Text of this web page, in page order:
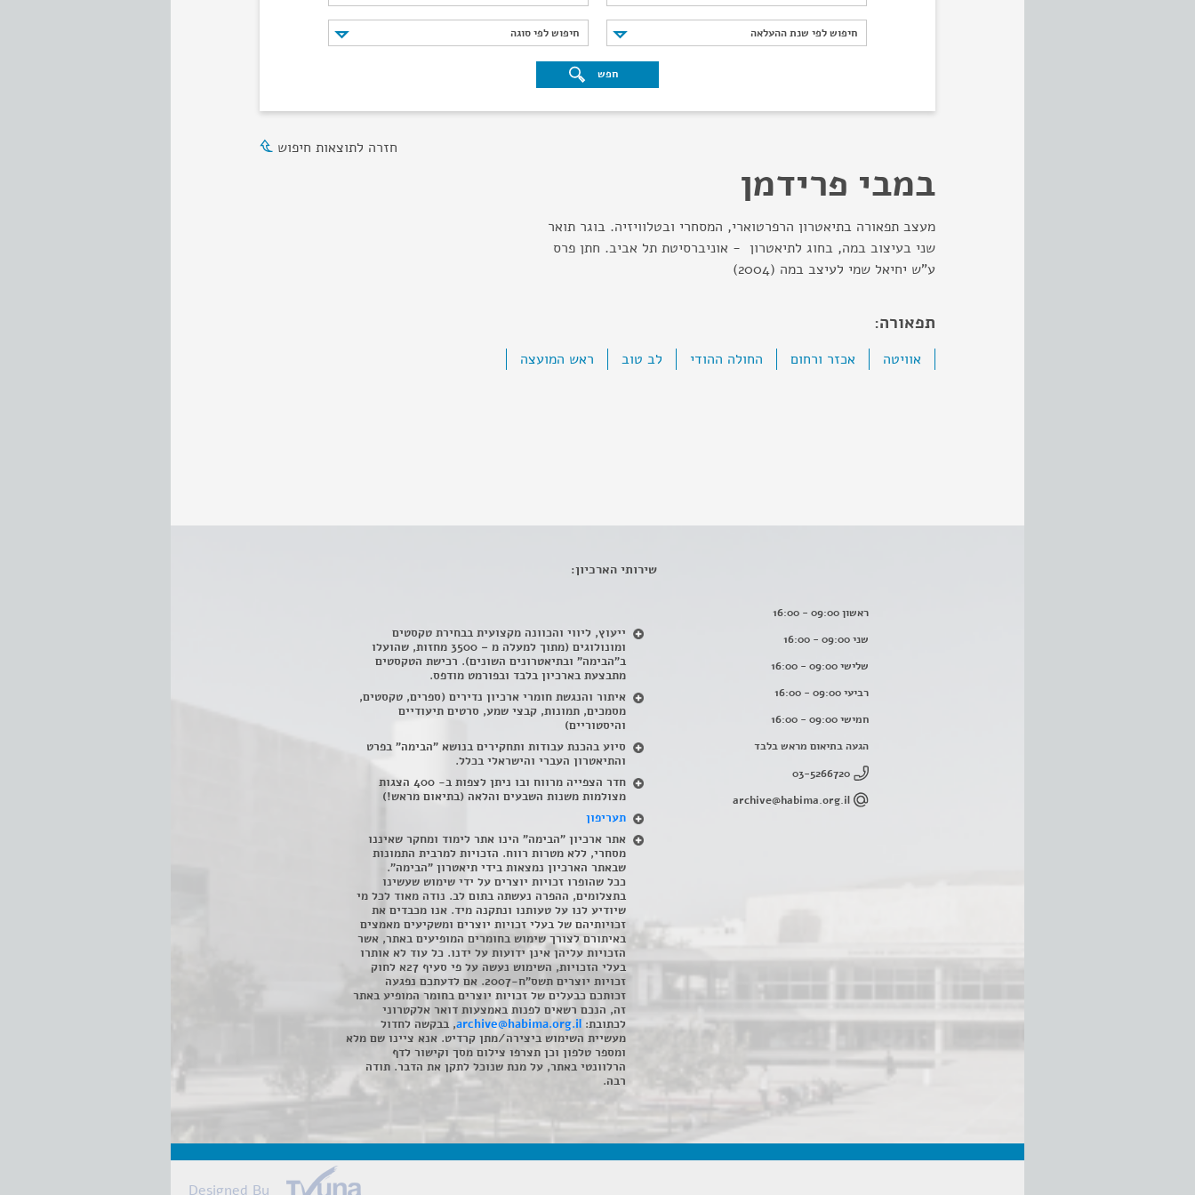
חיפוש לפי שנת ההעלאה
חיפוש לפי שנת ההעלאה חיפוש לפי סוגה
חיפוש לפי סוגה
חפש
חזרה לתוצאות חיפוש
במבי פרידמן
מעצב תפאורה בתיאטרון הרפרטוארי, המסחרי ובטלוויזיה. בוגר תואר
שני בעיצוב במה, בחוג לתיאטרון - אוניברסיטת תל אביב. חתן פרס
ע"ש יחיאל שמי לעיצב במה (2004)
תפאורה:
אוויטה אכזר ורחום החולה ההודי לב טוב ראש המועצה
ראשון 09:00 - 16:00
שני 09:00 - 16:00
שלישי 09:00 - 16:00
רביעי 09:00 - 16:00
חמישי 09:00 - 16:00
הגעה בתיאום מראש בלבד
03-5266720
archive@habima.org.il
שירותי הארכיון:
ייעוץ, ליווי והכוונה מקצועית בבחירת טקסטים
ומונולוגים (מתוך למעלה מ – 3500 מחזות, שהועלו
ב"הבימה" ובתיאטרונים השונים). רכישת הטקסטים
מתבצעת בארכיון בלבד ובפורמט מודפס.
איתור והנגשת חומרי ארכיון נדירים (ספרים, טקסטים,
מסמכים, תמונות, קבצי שמע, סרטים תיעודיים
והיסטוריים)
סיוע בהכנת עבודות ותחקירים בנושא "הבימה" בפרט
והתיאטרון העברי והישראלי בכלל.
חדר הצפייה מרווח ובו ניתן לצפות ב- 400 הצגות
מצולמות משנות השבעים והלאה (בתיאום מראש!)
תעריפון
אתר ארכיון "הבימה" הינו אתר לימוד ומחקר שאיננו
מסחרי, ללא מטרות רווח. הזכויות למרבית התמונות
שבאתר הארכיון נמצאות בידי תיאטרון "הבימה".
ככל שהופרו זכויות יוצרים על ידי שימוש שעשינו
בתצלומים, ההפרה נעשתה בתום לב. נודה מאוד לכל מי
שיודיע לנו על טעותנו ונתקנה מיד. אנו מכבדים את
זכויותיהם של בעלי זכויות יוצרים ומשקיעים מאמצים
באיתורם לצורך שימוש בחומרים המופיעים באתר, אשר
הזכויות עליהן אינן ידועות על ידנו. כל עוד לא אותרו
בעלי הזכויות, השימוש נעשה על פי סעיף 27א לחוק
זכויות יוצרים תשס"ח-2007. אם לדעתכם נפגעה
זכותכם כבעלים של זכויות יוצרים בחומר המופיע באתר
זה, הנכם רשאים לפנות באמצעות דואר אלקטרוני
לכתובת: archive@habima.org.il, בבקשה לחדול
מעשיית השימוש ביצירה/מתן קרדיט. אנא ציינו שם מלא
ומספר טלפון וכן תצרפו צילום מסך וקישור לדף
הרלוונטי באתר, על מנת שנוכל לתקן את הדבר. תודה
רבה.
Designed By